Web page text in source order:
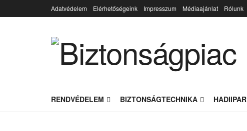
Adatvédelem Elérhetőségeink Impresszum Médiaajánlat Rólunk
RENDVÉDELEM BIZTONSÁGTECHNIKA HADIIPAR